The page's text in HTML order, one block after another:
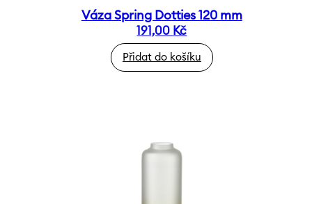
Váza Spring Dotties 120 mm
191,00 Kč
Přidat do košíku